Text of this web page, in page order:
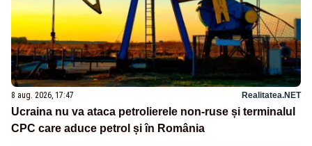
8 aug. 2026, 17:47 Realitatea.NET
Ucraina nu va ataca petrolierele non-ruse și terminalul
CPC care aduce petrol și în România